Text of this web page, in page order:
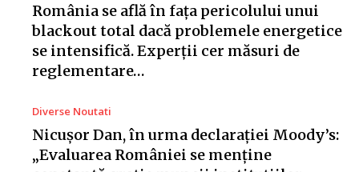
România se află în fața pericolului unui
blackout total dacă problemele energetice
se intensifică. Experții cer măsuri de
reglementare…
Diverse Noutati
Nicușor Dan, în urma declarației Moody’s:
„Evaluarea României se menține